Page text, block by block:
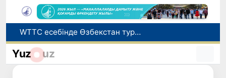
Мүмкіндігі шектеулі талапкерлерге қабылдау емтихандарында қосымша уақыт беріледі
Беларусьтен Өзбекстанға екінші тікелей жүк пойызы жөнелтілді
Yuz uz